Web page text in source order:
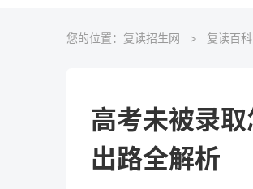
您的位置： 复读招生网 > 复读百科
高考未被录
出路全解析